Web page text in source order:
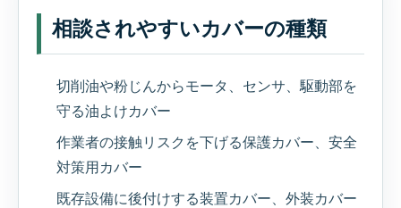
相談されやすいカバーの種類
切削油や粉じんからモータ、センサ、駆動部を
守る油よけカバー
作業者の接触リスクを下げる保護カバー、安全
対策用カバー
既存設備に後付けする装置カバー、外装カバー